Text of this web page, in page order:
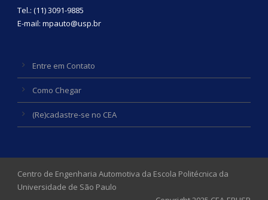
Tel.: (11) 3091-9885
E-mail: mpauto@usp.br
Entre em Contato
Como Chegar
(Re)cadastre-se no CEA
Centro de Engenharia Automotiva da Escola Politécnica da
Universidade de São Paulo